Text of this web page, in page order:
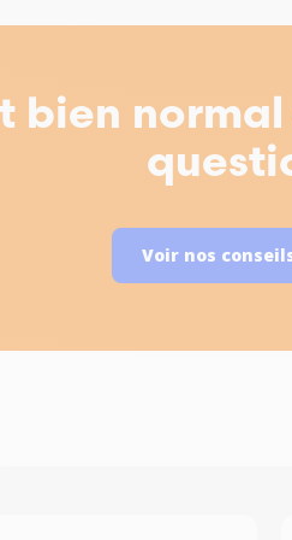
bien normal
Voir nos